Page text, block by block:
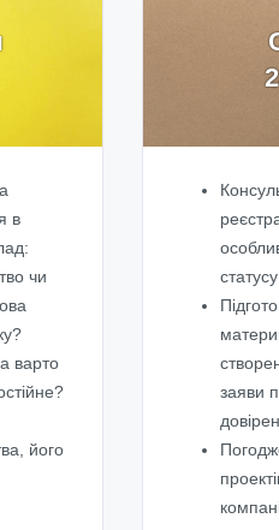
в
чи
варто
його
заяви